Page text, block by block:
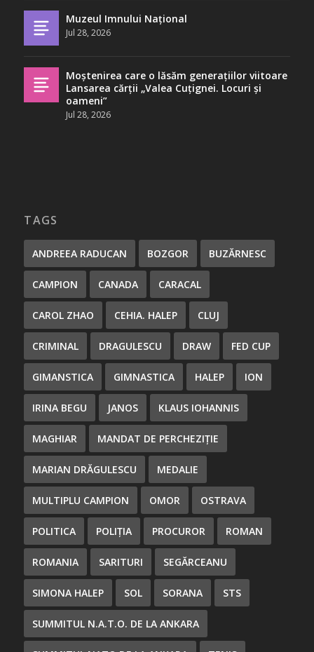
Muzeul Imnului Național
Jul 28, 2026
Moștenirea care o lăsăm generațiilor viitoare
Lansarea cărții „Valea Cuțignei. Locuri și
oameni”
Jul 28, 2026
TAGS
ANDREEA RADUCAN BOZGOR BUZĂRNESC
CAMPION CANADA CARACAL
CAROL ZHAO CEHIA. HALEP CLUJ
CRIMINAL DRAGULESCU DRAW FED CUP
GIMANSTICA GIMNASTICA HALEP ION
IRINA BEGU JANOS KLAUS IOHANNIS
MAGHIAR MANDAT DE PERCHEZIȚIE
MARIAN DRĂGULESCU MEDALIE
MULTIPLU CAMPION OMOR OSTRAVA
POLITICA POLIȚIA PROCUROR ROMAN
ROMANIA SARITURI SEGĂRCEANU
SIMONA HALEP SOL SORANA STS
SUMMITUL N.A.T.O. DE LA ANKARA